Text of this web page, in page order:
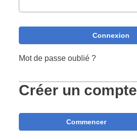
Connexion
Mot de passe oublié ?
Créer un compte
Commencer